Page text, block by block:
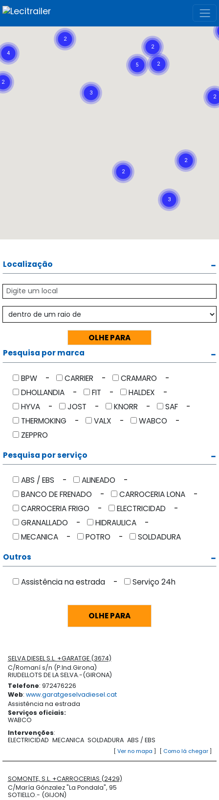
Localização
Pesquisa por marca
BPW CARRIER
CRAMARO
DHOLLANDIA
FIT
HALDEX
HYVA
JOST KNORR
SAF
THERMOKING
VALX
WABCO
ZEPPRO
Pesquisa por serviço
ABS / EBS
ALINEADO
BANCO DE FRENADO
CARROCERIA LONA
CARROCERIA FRIGO
ELECTRICIDAD
GRANALLADO
HIDRAULICA
MECANICA
POTRO
SOLDADURA
Outros
Assistência na estrada Serviço 24h
SELVA DIESEL S.L. +GARATGE (3674)
C/Romaní s/n (P.Ind.Girona)
RIUDELLOTS DE LA SELVA.-(GIRONA)
Telefone: 972476226
Web: www.garatgeselvadiesel.cat
Assistência na estrada
Serviços oficiais:
WABCO
Intervenções:
ELECTRICIDAD MECANICA SOLDADURA ABS / EBS
[ Como lá chegar]
[ Ver no mapa ]
SOMONTE, S.L. +CARROCERIAS (2429)
C/María Gónzalez "La Pondala", 95
SOTIELLO.- (GIJON)